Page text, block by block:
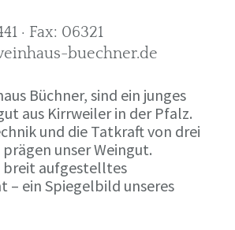
· Fax: 06321
buechner.de
Büchner, sind ein junges
aus Kirrweiler in der Pfalz.
und die Tatkraft von drei
unser Weingut.
breit aufgestelltes
– ein Spiegelbild unseres